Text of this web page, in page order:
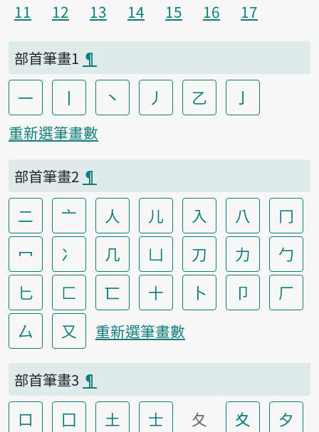
11
12 13 14 15 16 17
部首筆畫1 ¶
一 丨 丶 丿 乙 亅
重新選筆畫數
部首筆畫2 ¶
二 亠 人 儿 入 八
冂
冖
冫 几 凵 刀 力
勹
匕
匚 匸 十 卜 卩
厂
厶
又 重新選筆畫數
部首筆畫3 ¶
口 囗 土 士 夂 夊 夕